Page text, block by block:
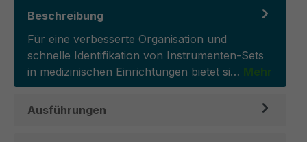
Beschreibung
Für eine verbesserte Organisation und
schnelle Identifikation von Instrumenten-Sets
in medizinischen Einrichtungen bietet si… Mehr
Ausführungen